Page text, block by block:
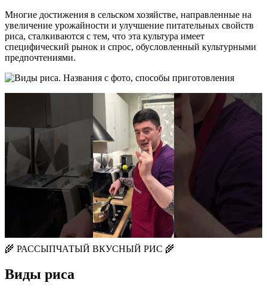
Многие достижения в сельском хозяйстве, направленные на
увеличение урожайности и улучшение питательных свойств
риса, сталкиваются с тем, что эта культура имеет
специфический рынок и спрос, обусловленный культурными
предпочтениями.
🌾 РАССЫПЧАТЫЙ ВКУСНЫЙ РИС 🌾
Виды риса